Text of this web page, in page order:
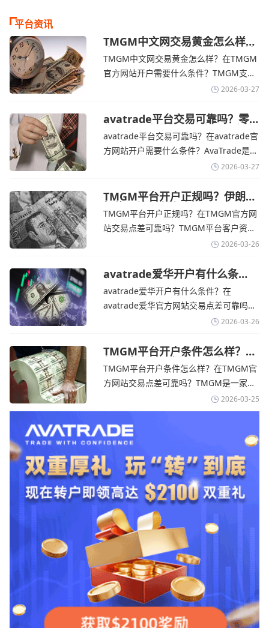
平台资讯
TMGM中文网交易黄金怎么样？
金价下跌，市场评估伊朗停火前
景-TMGM官网
TMGM中文网交易黄金怎么样？在TMGM
官方网站开户需要什么条件？‌‌‌TMGM支持
全球主流的MT4/MT5平台，同时提供功能
险管理工具。通过TMGM官网交易资讯了
解，金价周四回落，受​美元走强和油价上
涨，使通胀担忧保持不变‌对加息的持续预
2026-03-27
avatrade平台交易可靠吗？零
售企业称中东地区冲突正推高成
本avatrade官网
avatrade平台交易可靠吗？在avatrade官
方网站开户需要什么条件？‌‌‌AvaTrade是一
个在交易优势和可靠性两方面都非常均衡
在学习和探索中成长的新手交易者。通过
avatrade官网交易资讯了解，零售企业警
告称，中东地区的冲突正在推高成本，如
2026-03-27
TMGM平台开户正规吗？伊朗仍
拒绝与美国直接谈判-TMGM官
网
TMGM平台开户正规吗？在TMGM官方网
站交易点差可靠吗？‌‌‌TMGM平台客户资金
存放在澳大利亚国民银行等顶级银行的独
TMGM官网交易资讯了解，伊朗外交部长
表示，尽管德黑兰高级官员正在审查美国
结束战争的提议
2026-03-26
avatrade爱华开户有什么条
件？亚洲市场交易喜忧参半-
avatrade爱华官网
avatrade爱华开户有什么条件？在
avatrade爱华官方网站交易点差可靠吗？‌‌‌
avatrade爱华平台的新手可以用很小的成
标准的MT4、MT5，以及自研的
AvaTradeGO和AvaOptions。通过
avatrade爱华官网交易资讯了解，据伊朗
2026-03-26
TMGM平台开户条件怎么样？美
伊和谈传闻引发油价暴跌-
TMGM官网
TMGM平台开户条件怎么样？在TMGM官
方网站交易点差可靠吗？‌‌‌TMGM是一家交
易成本极低、产品极其丰富、ASIC监管
+千万保险加持的全球知名经纪商，特别适
合活跃交易者和股票CFD投资者。通过
TMGM官网交易资讯了解，周三亚洲交易
时段,油价暴跌逾6%,布伦特原油跌破每桶
100美元
2026-03-25